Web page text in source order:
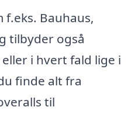
f.eks. Bauhaus,
tilbyder også
i hvert fald lige i
finde alt fra
til